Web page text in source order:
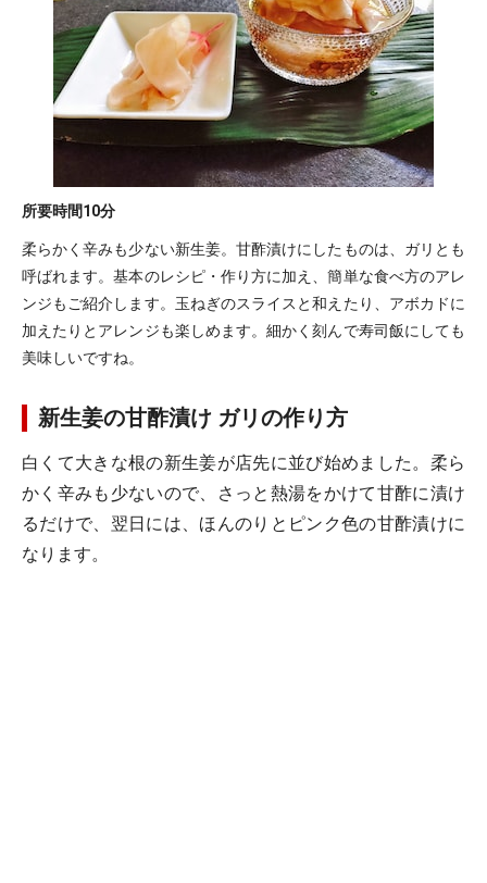
所要時間10分
柔らかく辛みも少ない新生姜。甘酢漬けにしたものは、ガリとも
呼ばれます。基本のレシピ・作り方に加え、簡単な食べ方のアレ
ンジもご紹介します。玉ねぎのスライスと和えたり、アボカドに
加えたりとアレンジも楽しめます。細かく刻んで寿司飯にしても
美味しいですね。
新生姜の甘酢漬け ガリの作り方
白くて大きな根の新生姜が店先に並び始めました。柔ら
かく辛みも少ないので、さっと熱湯をかけて甘酢に漬け
るだけで、翌日には、ほんのりとピンク色の甘酢漬けに
なります。